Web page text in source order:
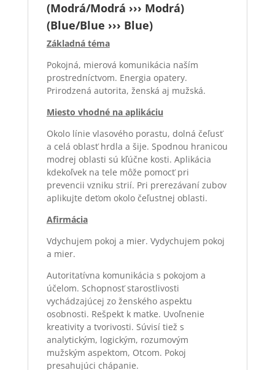
(Modrá/Modrá ››› Modrá)
(Blue/Blue ››› Blue)
Základná téma
Pokojná, mierová komunikácia naším
prostredníctvom. Energia opatery.
Prirodzená autorita, ženská aj mužská.
Miesto vhodné na aplikáciu
Okolo línie vlasového porastu, dolná čeľusť
a celá oblasť hrdla a šije. Spodnou hranicou
modrej oblasti sú kľúčne kosti. Aplikácia
kdekoľvek na tele môže pomocť pri
prevencii vzniku strií. Pri prerezávaní zubov
aplikujte deťom okolo čeľustnej oblasti.
Afirmácia
Vdychujem pokoj a mier. Vydychujem pokoj
a mier.
Autoritatívna komunikácia s pokojom a
účelom. Schopnosť starostlivosti
vychádzajúcej zo ženského aspektu
osobnosti. Rešpekt k matke. Uvoľnenie
kreativity a tvorivosti. Súvisí tiež s
analytickým, logickým, rozumovým
mužským aspektom, Otcom. Pokoj
presahujúci chápanie.